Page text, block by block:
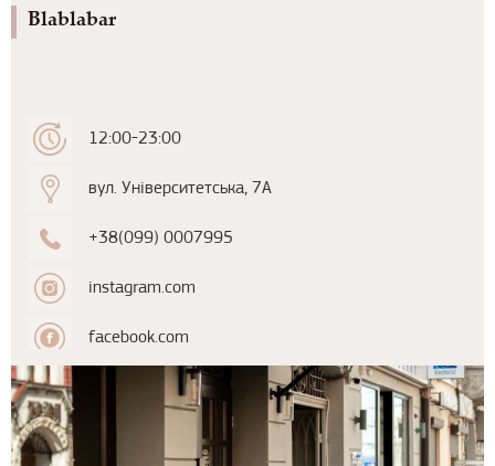
Blablabar
12:00-23:00
вул. Університетська, 7А
+38(099) 0007995
instagram.com
facebook.com